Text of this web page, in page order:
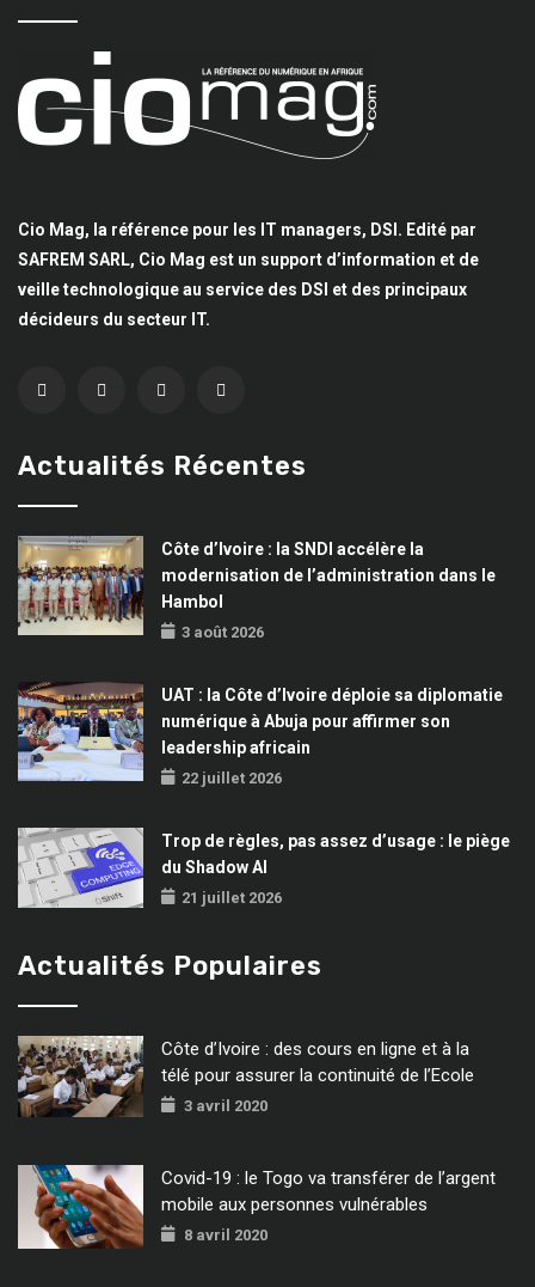
Cio Mag, la référence pour les IT managers, DSI. Edité par
SAFREM SARL, Cio Mag est un support d’information et de
veille technologique au service des DSI et des principaux
décideurs du secteur IT.
Actualités Récentes
Côte d’Ivoire : la SNDI accélère la
modernisation de l’administration dans le
Hambol
3 août 2026
UAT : la Côte d’Ivoire déploie sa diplomatie
numérique à Abuja pour affirmer son
leadership africain
22 juillet 2026
Trop de règles, pas assez d’usage : le piège
du Shadow AI
21 juillet 2026
Actualités Populaires
Côte d’Ivoire : des cours en ligne et à la
télé pour assurer la continuité de l’Ecole
3 avril 2020
Covid-19 : le Togo va transférer de l’argent
mobile aux personnes vulnérables
8 avril 2020